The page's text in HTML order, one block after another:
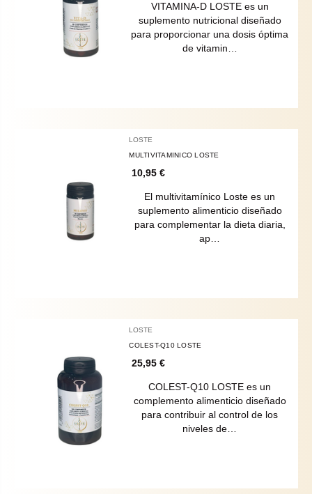
VITAMINA-D LOSTE es un
suplemento nutricional diseñado
para proporcionar una dosis óptima
de vitamin…
LOSTE
MULTIVITAMINICO LOSTE
10,95 €
El multivitamínico Loste es un
suplemento alimenticio diseñado
para complementar la dieta diaria,
ap…
LOSTE
COLEST-Q10 LOSTE
25,95 €
COLEST-Q10 LOSTE es un
complemento alimenticio diseñado
para contribuir al control de los
niveles de…